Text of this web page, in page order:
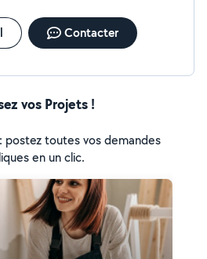
Contacter
vos Projets !
postez toutes vos demandes
en un clic.